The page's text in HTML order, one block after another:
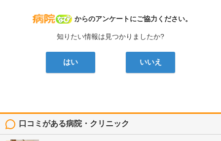
病院なび
からのアンケートにご協力ください。
知りたい情報は見つかりましたか?
はい いいえ
口コミがある病院・クリニック